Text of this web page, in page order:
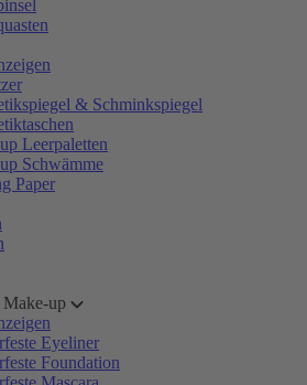
& Schminkspiegel
Leerpaletten
Schwämme
Paper
Make-up
Eyeliner
Foundation